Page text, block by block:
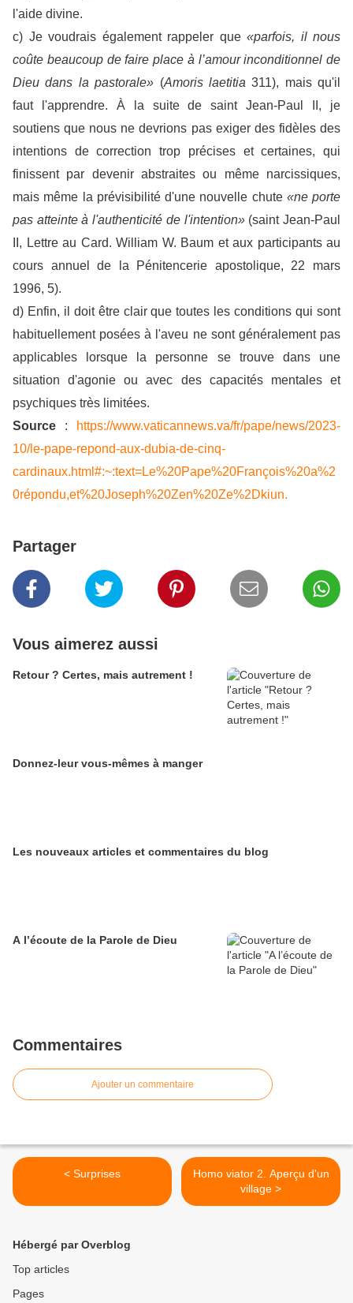
l'aide divine.
c) Je voudrais également rappeler que «parfois, il nous
coûte beaucoup de faire place à l’amour inconditionnel de
Dieu dans la pastorale» (Amoris laetitia 311), mais qu'il
faut l'apprendre. À la suite de saint Jean-Paul II, je
soutiens que nous ne devrions pas exiger des fidèles des
intentions de correction trop précises et certaines, qui
finissent par devenir abstraites ou même narcissiques,
mais même la prévisibilité d'une nouvelle chute «ne porte
pas atteinte à l'authenticité de l'intention»(saint Jean-Paul
II, Lettre au Card. William W. Baum et aux participants au
cours annuel de la Pénitencerie apostolique, 22 mars
1996, 5).
d) Enfin, il doit être clair que toutes les conditions qui sont
habituellement posées à l'aveu ne sont généralement pas
applicables lorsque la personne se trouve dans une
situation d'agonie ou avec des capacités mentales et
psychiques très limitées.
Source :
https://www.vaticannews.va/fr/pape/news/2023-
10/le-pape-repond-aux-dubia-de-cinq-
cardinaux.html#:~:text=Le%20Pape%20François%20a%2
0répondu,et%20Joseph%20Zen%20Ze%2Dkiun.
Partager
Vous aimerez aussi
Retour ? Certes, mais autrement !
Donnez-leur vous-mêmes à manger
Les nouveaux articles et commentaires du blog
A l’écoute de la Parole de Dieu
Commentaires
Ajouter un commentaire
< Surprises
Homo viator 2. Aperçu d'un
village >
Hébergé par Overblog
Top articles
Pages